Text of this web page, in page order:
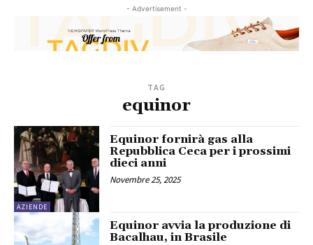
- Advertisement -
TAG
equinor
AZIENDE
Equinor fornirà gas alla
Repubblica Ceca per i prossimi
dieci anni
Novembre 25, 2025
Equinor avvia la produzione di
Bacalhau, in Brasile